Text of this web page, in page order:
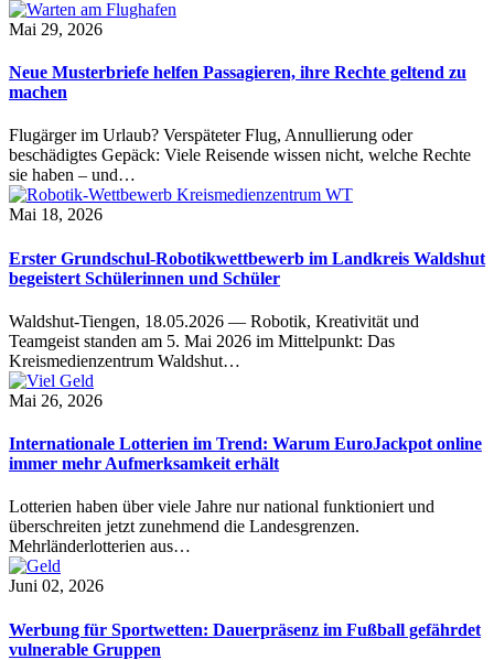
Mai 29, 2026
Neue Musterbriefe helfen Passagieren, ihre Rechte geltend zu
machen
Flugärger im Urlaub? Verspäteter Flug, Annullierung oder
beschädigtes Gepäck: Viele Reisende wissen nicht, welche Rechte
sie haben – und…
Mai 18, 2026
Erster Grundschul-Robotikwettbewerb im Landkreis Waldshut
begeistert Schülerinnen und Schüler
Waldshut-Tiengen, 18.05.2026 — Robotik, Kreativität und
Teamgeist standen am 5. Mai 2026 im Mittelpunkt: Das
Kreismedienzentrum Waldshut…
Mai 26, 2026
Internationale Lotterien im Trend: Warum EuroJackpot online
immer mehr Aufmerksamkeit erhält
Lotterien haben über viele Jahre nur national funktioniert und
überschreiten jetzt zunehmend die Landesgrenzen.
Mehrländerlotterien aus…
Juni 02, 2026
Werbung für Sportwetten: Dauerpräsenz im Fußball gefährdet
vulnerable Gruppen